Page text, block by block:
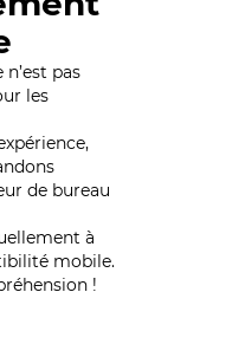
pas
les
de bureau
à
mobile.
!